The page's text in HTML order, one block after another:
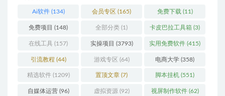
Ai软件(134) 会员专区 (165) 免费下载 (11)
免费项目 (148) 全部分类 (1) 卡皮巴拉工具箱 (3)
在线工具 (157) 实操项目 (3793) 实用免费软件 (415)
引流教程 (44) 游戏专区 (64) 电商大学 (358)
精选软件(1209) 置顶文章 (7) 脚本挂机 (551)
自媒体运营(96) 虚拟资源 (92) 视屏制作软件(62)